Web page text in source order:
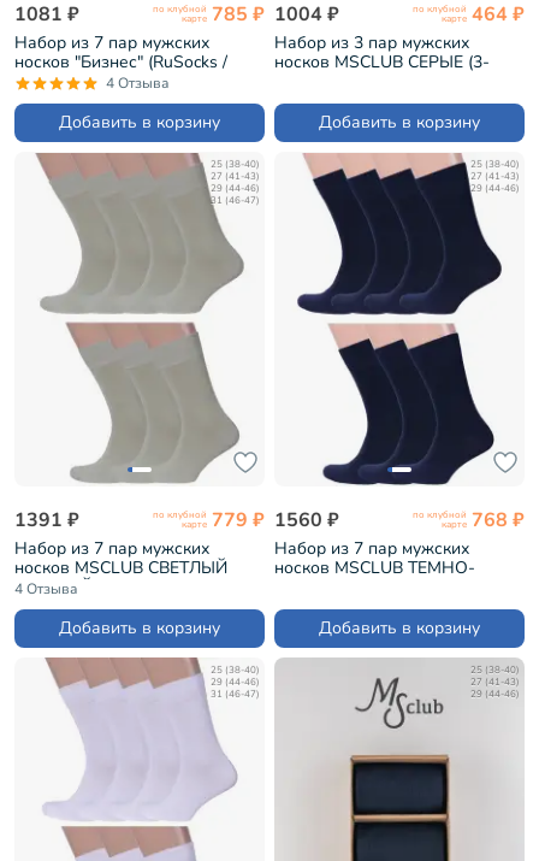
1081 ₽ по клубной
карте 785 ₽
Набор из 7 пар мужских
носков "Бизнес" (RuSocks /
Орудьевский трикотаж)
графитовые (РуС-7)
4 Отзыва
Добавить в корзину
1004 ₽ по клубной
карте 464 ₽
Набор из 3 пар мужских
носков MSCLUB СЕРЫЕ (3-
Добавить в корзину
25 (38-40)
27 (41-43)
29 (44-46)
31 (46-47)
1391 ₽ по клубной
карте 779 ₽
Набор из 7 пар мужских
носков MSCLUB СВЕТЛЫЙ
ШАЛФЕЙ (7-ПН-01)
4 Отзыва
Добавить в корзину
25 (38-40)
27 (41-43)
29 (44-46)
1560 ₽ по клубной
карте 768 ₽
Набор из 7 пар мужских
носков MSCLUB ТЕМНО-
Добавить в корзину
25 (38-40)
29 (44-46)
31 (46-47)
25 (38-40)
27 (41-43)
29 (44-46)